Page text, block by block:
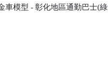
車模型 - 彰化地區通勤巴士(